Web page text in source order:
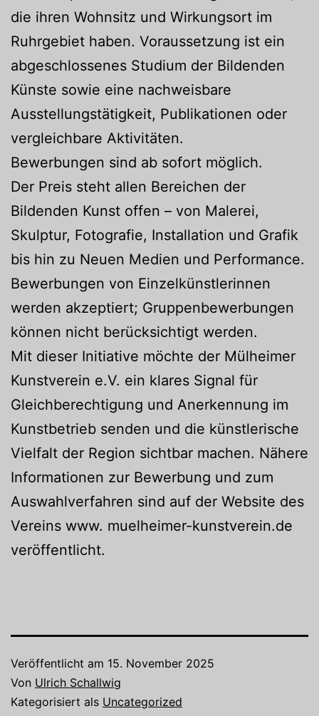
die ihren Wohnsitz und Wirkungsort im
Ruhrgebiet haben. Voraussetzung ist ein
abgeschlossenes Studium der Bildenden
Künste sowie eine nachweisbare
Ausstellungstätigkeit, Publikationen oder
vergleichbare Aktivitäten.
Bewerbungen sind ab sofort möglich.
Der Preis steht allen Bereichen der
Bildenden Kunst offen – von Malerei,
Skulptur, Fotografie, Installation und Grafik
bis hin zu Neuen Medien und Performance.
Bewerbungen von Einzelkünstlerinnen
werden akzeptiert; Gruppenbewerbungen
können nicht berücksichtigt werden.
Mit dieser Initiative möchte der Mülheimer
Kunstverein e.V. ein klares Signal für
Gleichberechtigung und Anerkennung im
Kunstbetrieb senden und die künstlerische
Vielfalt der Region sichtbar machen. Nähere
Informationen zur Bewerbung und zum
Auswahlverfahren sind auf der Website des
Vereins www. muelheimer-kunstverein.de
veröffentlicht.
Veröffentlicht am 15. November 2025
Von Ulrich Schallwig
Kategorisiert als Uncategorized